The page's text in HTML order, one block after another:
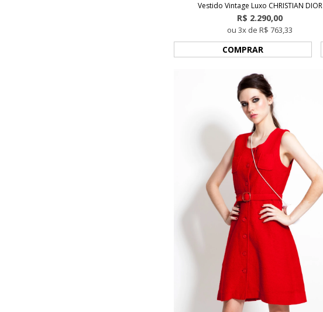
Vestido Vintage Luxo CHRISTIAN DIOR
R$ 2.290,00
ou 3x de R$ 763,33
COMPRAR